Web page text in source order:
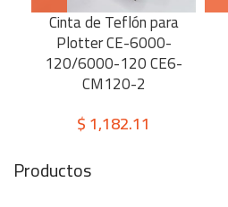
Cinta de Teflón para
Plotter CE-6000-
120/6000-120 CE6-
CM120-2
$1,182.11
Productos